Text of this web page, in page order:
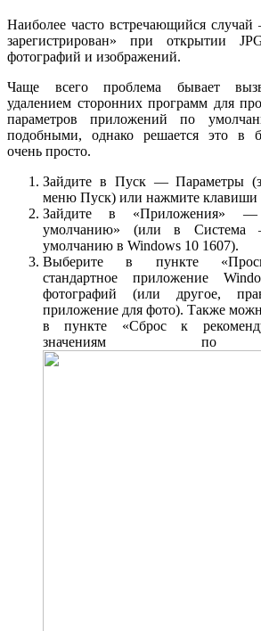
Наиболее часто встречающийся
зарегистрирован» при открытии
фотографий и изображений.
Чаще всего проблема бывает
удалением сторонних программ для
параметров приложений по
подобными, однако решается это в
очень просто.
Зайдите в Пуск — Параметры
меню Пуск) или нажмите клавиши
Зайдите в «Приложения»
умолчанию» (или в
умолчанию в Windows 10 1607).
Выберите в пункте
стандартное приложение
фотографий (или другое,
приложение для фото). Также
в пункте «Сброс к
значениям по